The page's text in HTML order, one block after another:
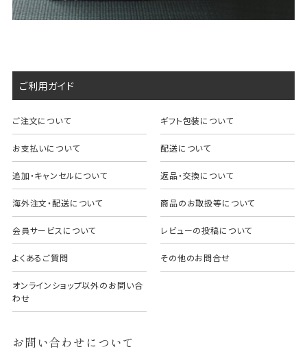
ご利用ガイド
ご注文について ギフト包装について
お支払いについて 配送について
追加・キャンセルについて 返品・交換について
海外注文・配送について 商品のお取扱等について
会員サービスについて レビューの投稿について
よくあるご質問 その他のお問合せ
オンラインショップ以外のお問い合
わせ
お問い合わせについて